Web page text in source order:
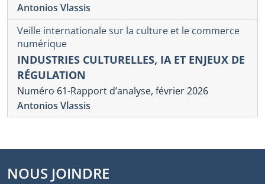
Antonios Vlassis
Veille internationale sur la culture et le commerce
numérique
INDUSTRIES CULTURELLES, IA ET ENJEUX DE
RÉGULATION
Numéro 61-Rapport d’analyse, février 2026
Antonios Vlassis
NOUS JOINDRE